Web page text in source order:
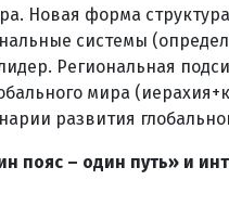
Новая форма
системы
Региональная
мира
развития
пояс – один путь» и